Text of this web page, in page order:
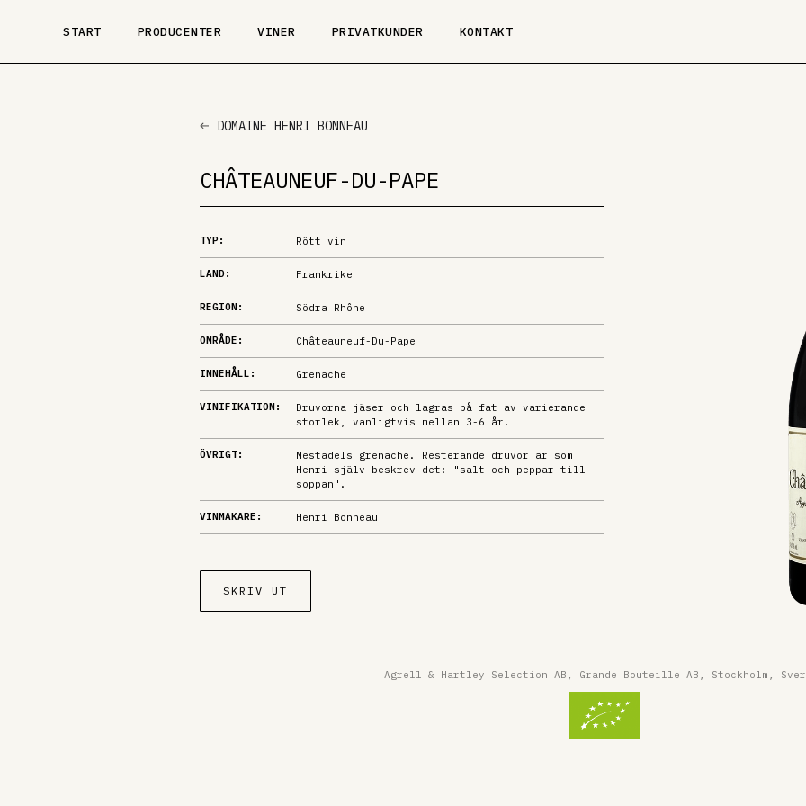
START PRODUCENTER VINER PRIVATKUNDER KONTAKT
DOMAINE HENRI BONNEAU
CHÂTEAUNEUF-DU-PAPE
TYP: Rött vin
LAND: Frankrike
REGION: Södra Rhône
OMRÅDE: Châteauneuf-Du-Pape
INNEHÅLL: Grenache
VINIFIKATION:
Druvorna jäser och lagras på fat av varierande
storlek, vanligtvis mellan 3-6 år.
ÖVRIGT:
Mestadels grenache. Resterande druvor är som
Henri själv beskrev det: "salt och peppar till
soppan".
VINMAKARE: Henri Bonneau
SKRIV UT
Agrell & Hartley Selection AB, Grande Bouteille AB, Stockholm,